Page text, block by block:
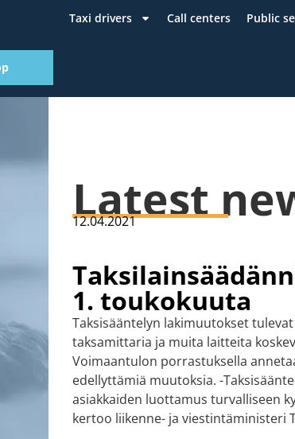
Taxi drivers Call centers Public
Latest
12.04.2021
1. toukokuuta
Taksisääntelyn lakimuutokset
taksamittaria ja muita laitteita
Voimaantulon porrastuksella
edellyttämiä muutoksia. -
asiakkaiden luottamus turvalliseen
kertoo liikenne- ja viestintäministeri